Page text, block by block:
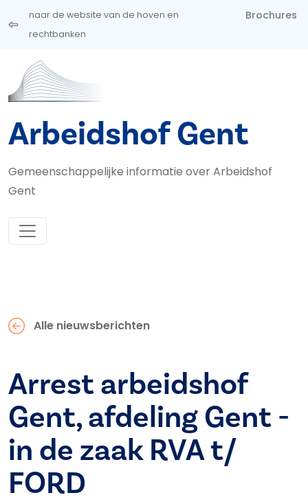
Overslaan en naar de inhoud gaan
naar de website van de hoven en
rechtbanken
Brochures
Arbeidshof Gent
Gemeenschappelijke informatie over Arbeidshof
Gent
Alle nieuwsberichten
Arrest arbeidshof
Gent, afdeling Gent -
in de zaak RVA t/
FORD